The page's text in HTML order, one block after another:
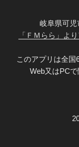
岐阜県可児
「ＦＭらら」よ
このアプリは全国
Web又はPC